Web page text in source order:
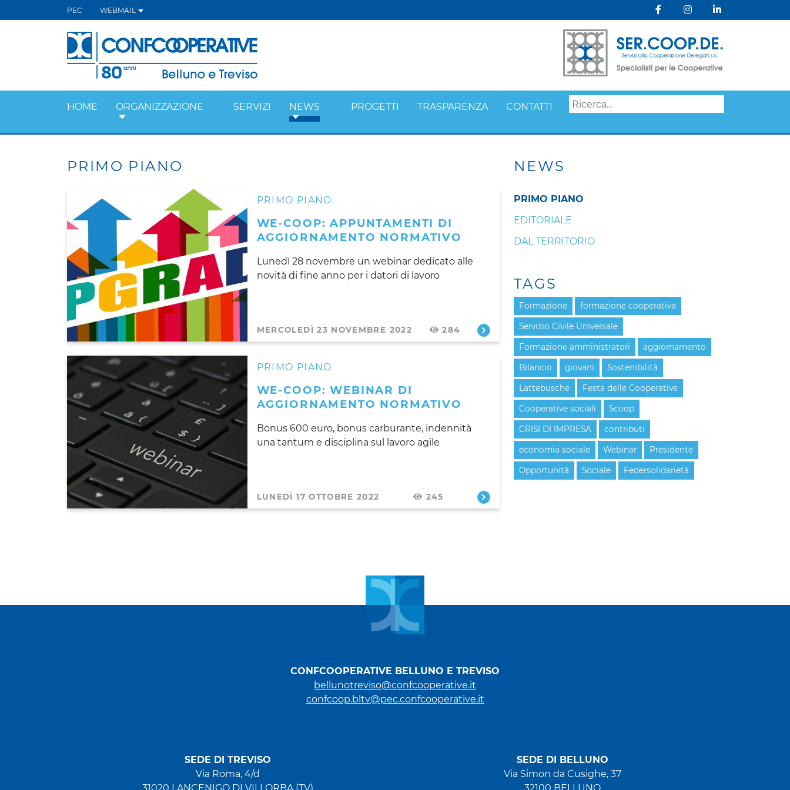
PEC WEBMAIL
HOME ORGANIZZAZIONE SERVIZI NEWS PROGETTI TRASPARENZA
CONTATTI
PRIMO PIANO
PRIMO PIANO
WE-COOP: APPUNTAMENTI DI
AGGIORNAMENTO NORMATIVO
Lunedì 28 novembre un webinar dedicato alle
novità di fine anno per i datori di lavoro
MERCOLEDÌ 23 NOVEMBRE 2022 284
PRIMO PIANO
WE-COOP: WEBINAR DI
AGGIORNAMENTO NORMATIVO
Bonus 600 euro, bonus carburante, indennità
una tantum e disciplina sul lavoro agile
LUNEDÌ 17 OTTOBRE 2022 245
NEWS
PRIMO PIANO
EDITORIALE
DAL TERRITORIO
TAGS
Formazione formazione cooperativa
Servizio Civile Universale
Formazione amministratori aggiornamento
Bilancio giovani Sostenibilità
Lattebusche Festa delle Cooperative
Cooperative sociali Scoop
CRISI DI IMPRESA contributi
economia sociale Webinar Presidente
Opportunità Sociale Federsolidarietà
CONFCOOPERATIVE BELLUNO E TREVISO
bellunotreviso@confcooperative.it
confcoop.bltv@pec.confcooperative.it
SEDE DI TREVISO
Via Roma, 4/d
SEDE DI BELLUNO
Via Simon da Cusighe, 37